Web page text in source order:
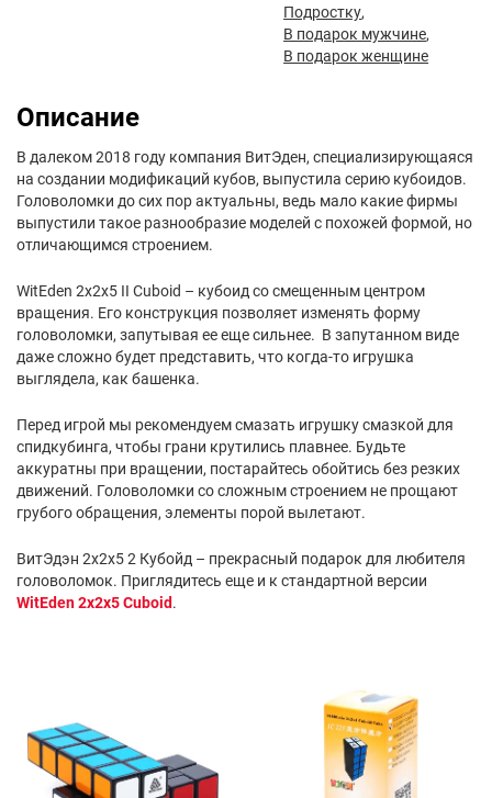
Подростку,
В подарок мужчине,
В подарок женщине
Описание
В далеком 2018 году компания ВитЭден, специализирующаяся
на создании модификаций кубов, выпустила серию кубоидов.
Головоломки до сих пор актуальны, ведь мало какие фирмы
выпустили такое разнообразие моделей с похожей формой, но
отличающимся строением.
WitEden 2x2x5 II Cuboid – кубоид со смещенным центром
вращения. Его конструкция позволяет изменять форму
головоломки, запутывая ее еще сильнее. В запутанном виде
даже сложно будет представить, что когда-то игрушка
выглядела, как башенка.
Перед игрой мы рекомендуем смазать игрушку смазкой для
спидкубинга, чтобы грани крутились плавнее. Будьте
аккуратны при вращении, постарайтесь обойтись без резких
движений. Головоломки со сложным строением не прощают
грубого обращения, элементы порой вылетают.
ВитЭдэн 2х2х5 2 Кубойд – прекрасный подарок для любителя
головоломок. Приглядитесь еще и к стандартной версии
WitEden 2x2x5 Cuboid.